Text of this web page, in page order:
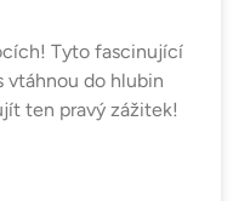
Tyto fascinující
vtáhnou do hlubin
ten pravý zážitek!